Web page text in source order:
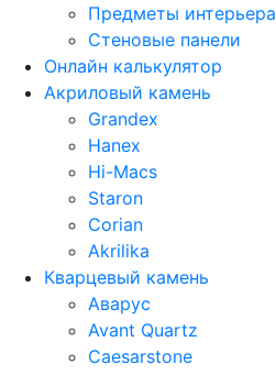
Предметы интерьера
Стеновые панели
Онлайн калькулятор
Акриловый камень
Grandex
Hanex
Hi-Macs
Staron
Corian
Akrilika
Кварцевый камень
Аварус
Avant Quartz
Caesarstone